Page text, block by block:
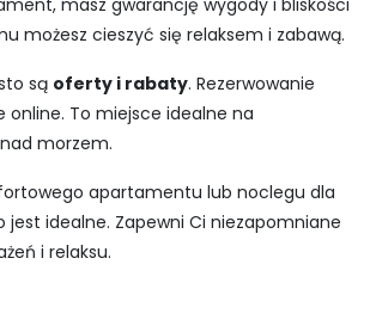
masz gwarancję wygody i bliskości
możesz cieszyć się relaksem i zabawą.
są oferty i rabaty. Rezerwowanie
online. To miejsce idealne na
morzem.
apartamentu lub noclegu dla
jest idealne. Zapewni Ci niezapomniane
i relaksu.